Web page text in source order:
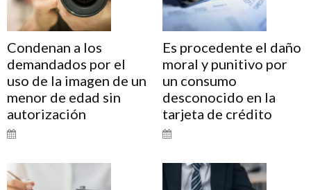
Condenan a los
demandados por el
uso de la imagen de un
menor de edad sin
autorización
Es procedente el daño
moral y punitivo por
un consumo
desconocido en la
tarjeta de crédito